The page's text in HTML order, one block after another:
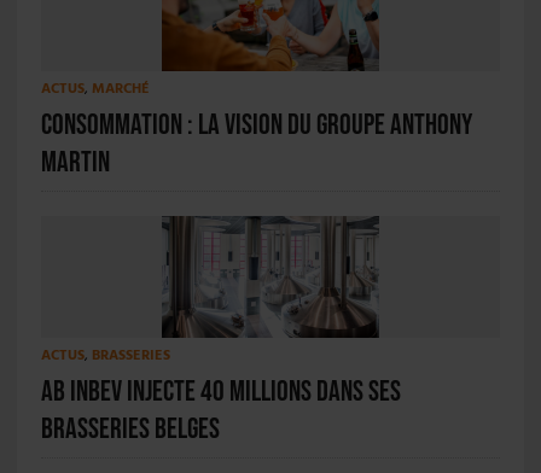
ACTUS, MARCHÉ
Consommation : la vision du Groupe Anthony
Martin
ACTUS, BRASSERIES
AB InBev injecte 40 millions dans ses
brasseries belges